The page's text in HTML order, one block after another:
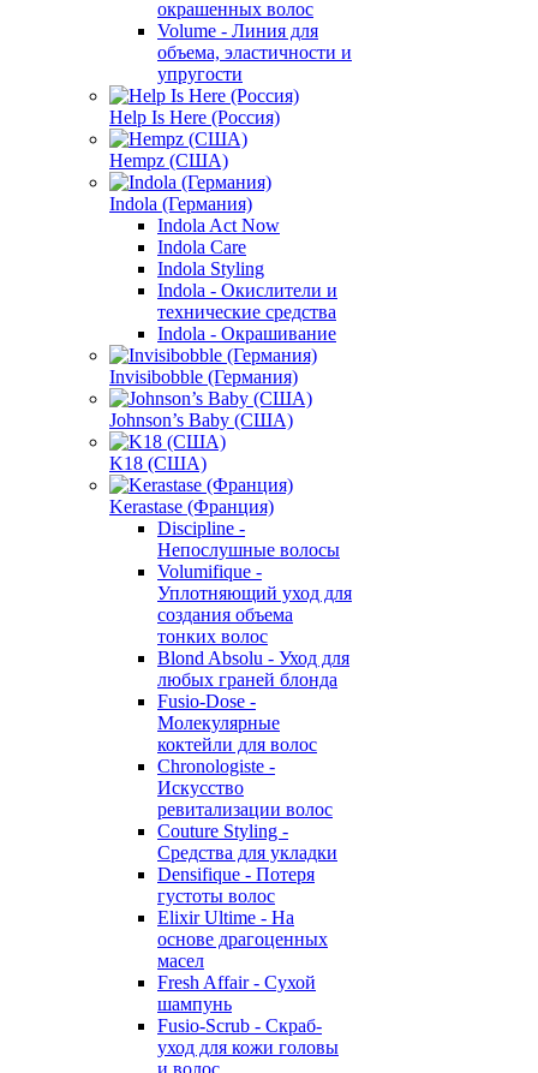
окрашенных волос
Volume - Линия для
объема, эластичности и
упругости
Help Is Here (Россия)
Hempz (США)
Indola (Германия)
Indola Act Now
Indola Care
Indola Styling
Indola - Окислители и
технические средства
Indola - Окрашивание
Invisibobble (Германия)
Johnson’s Baby (США)
K18 (США)
Kerastase (Франция)
Discipline -
Непослушные волосы
Volumifique -
Уплотняющий уход для
создания объема
тонких волос
Blond Absolu - Уход для
любых граней блонда
Fusio-Dose -
Молекулярные
коктейли для волос
Chronologiste -
Искусство
ревитализации волос
Couture Styling -
Средства для укладки
Densifique - Потеря
густоты волос
Elixir Ultime - На
основе драгоценных
масел
Fresh Affair - Сухой
шампунь
Fusio-Scrub - Скраб-
уход для кожи головы
и волос